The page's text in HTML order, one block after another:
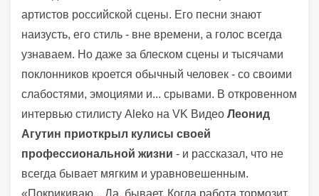
артистов российской сцены. Его песни знают
наизусть, его стиль - вне времени, а голос всегда
узнаваем. Но даже за блеском сцены и тысячами
поклонников кроется обычный человек - со своими
слабостями, эмоциями и... срывами. В откровенном
интервью стилисту Aleko на VK Видео Леонид
Агутин приоткрыл кулисы своей
профессиональной жизни - и рассказал, что не
всегда бывает мягким и уравновешенным.
«Покрикиваю... Да, бывает. Когда работа тормозит,